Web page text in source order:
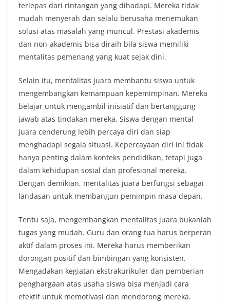
terlepas dari rintangan yang dihadapi. Mereka tidak
mudah menyerah dan selalu berusaha menemukan
solusi atas masalah yang muncul. Prestasi akademis
dan non-akademis bisa diraih bila siswa memiliki
mentalitas pemenang yang kuat sejak dini.
Selain itu, mentalitas juara membantu siswa untuk
mengembangkan kemampuan kepemimpinan. Mereka
belajar untuk mengambil inisiatif dan bertanggung
jawab atas tindakan mereka. Siswa dengan mental
juara cenderung lebih percaya diri dan siap
menghadapi segala situasi. Kepercayaan diri ini tidak
hanya penting dalam konteks pendidikan, tetapi juga
dalam kehidupan sosial dan profesional mereka.
Dengan demikian, mentalitas juara berfungsi sebagai
landasan untuk membangun pemimpin masa depan.
Tentu saja, mengembangkan mentalitas juara bukanlah
tugas yang mudah. Guru dan orang tua harus berperan
aktif dalam proses ini. Mereka harus memberikan
dorongan positif dan bimbingan yang konsisten.
Mengadakan kegiatan ekstrakurikuler dan pemberian
penghargaan atas usaha siswa bisa menjadi cara
efektif untuk memotivasi dan mendorong mereka.